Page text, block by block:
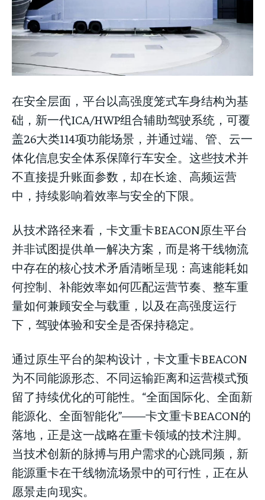
在安全层面，平台以高强度笼式车身结构为基
础，新一代ICA/HWP组合辅助驾驶系统，可覆
盖26大类114项功能场景，并通过端、管、云一
体化信息安全体系保障行车安全。这些技术并
不直接提升账面参数，却在长途、高频运营
中，持续影响着效率与安全的下限。
从技术路径来看，卡文重卡BEACON原生平台
并非试图提供单一解决方案，而是将干线物流
中存在的核心技术矛盾清晰呈现：高速能耗如
何控制、补能效率如何匹配运营节奏、整车重
量如何兼顾安全与载重，以及在高强度运行
下，驾驶体验和安全是否保持稳定。
通过原生平台的架构设计，卡文重卡BEACON
为不同能源形态、不同运输距离和运营模式预
留了持续优化的可能性。“全面国际化、全面新
能源化、全面智能化”——卡文重卡BEACON的
落地，正是这一战略在重卡领域的技术注脚。
当技术创新的脉搏与用户需求的心跳同频，新
能源重卡在干线物流场景中的可行性，正在从
愿景走向现实。